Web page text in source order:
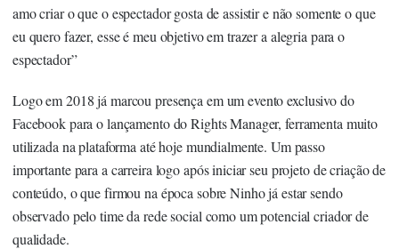
amo criar o que o espectador gosta de assistir e não somente o que
eu quero fazer, esse é meu objetivo em trazer a alegria para o
espectador”
Logo em 2018 já marcou presença em um evento exclusivo do
Facebook para o lançamento do Rights Manager, ferramenta muito
utilizada na plataforma até hoje mundialmente. Um passo
importante para a carreira logo após iniciar seu projeto de criação de
conteúdo, o que firmou na época sobre Ninho já estar sendo
observado pelo time da rede social como um potencial criador de
qualidade.